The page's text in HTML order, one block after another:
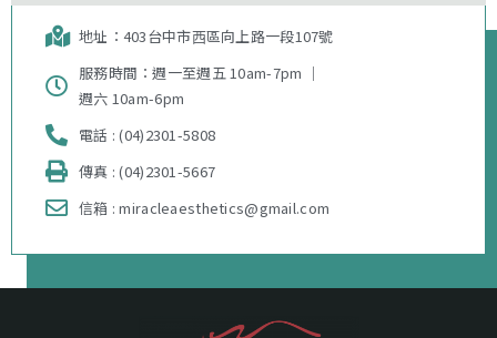
地址：403台中市⻄區向上路一段107號
服務時間：週一至週五 10am-7pm ｜
週六 10am-6pm
電話 : (04)2301-5808
傳真 : (04)2301-5667
信箱 : miracleaesthetics@gmail.com